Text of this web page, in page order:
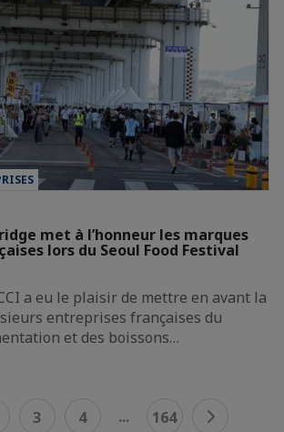
met à l’honneur les marques
lors du Seoul Food Festival
a eu le plaisir de mettre en avant la
entreprises françaises du
et des boissons…
3 4 ... 164